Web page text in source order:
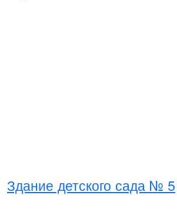
Здание детского сада № 5